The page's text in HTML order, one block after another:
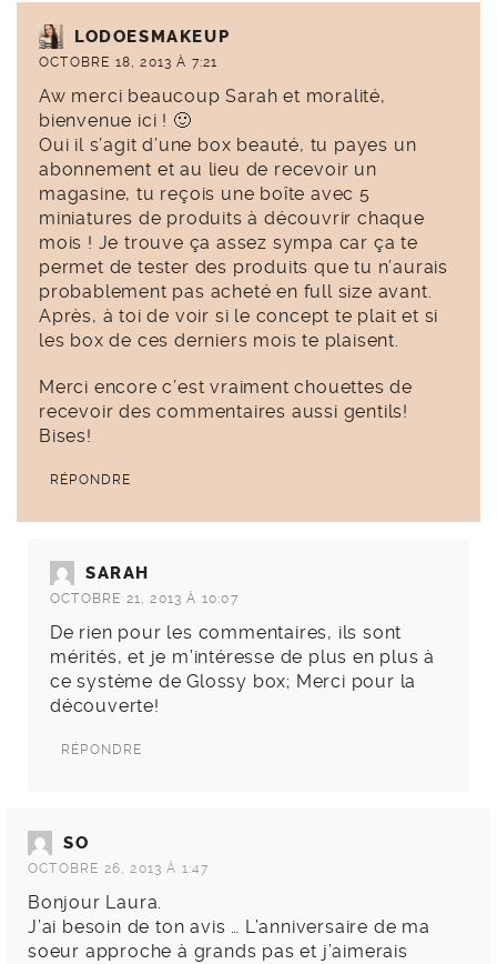
LODOESMAKEUP
OCTOBRE 18, 2013 À 7:21
Aw merci beaucoup Sarah et moralité,
bienvenue ici ! 🙂
Oui il s’agit d’une box beauté, tu payes un
abonnement et au lieu de recevoir un
magasine, tu reçois une boîte avec 5
miniatures de produits à découvrir chaque
mois ! Je trouve ça assez sympa car ça te
permet de tester des produits que tu n’aurais
probablement pas acheté en full size avant.
Après, à toi de voir si le concept te plait et si
les box de ces derniers mois te plaisent.
Merci encore c’est vraiment chouettes de
recevoir des commentaires aussi gentils!
Bises!
RÉPONDRE
SARAH
OCTOBRE 21, 2013 À 10:07
De rien pour les commentaires, ils sont
mérités, et je m’intéresse de plus en plus à
ce système de Glossy box; Merci pour la
découverte!
RÉPONDRE
SO
OCTOBRE 26, 2013 À 1:47
Bonjour Laura.
J’ai besoin de ton avis … L’anniversaire de ma
soeur approche à grands pas et j’aimerais